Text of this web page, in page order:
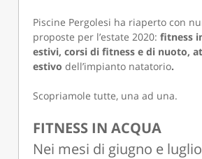
Piscine Pergolesi ha riaperto con
proposte per l’estate 2020:fitness
estivi, corsi di fitness e di nuoto,
estivodell’impianto natatorio.
Scopriamole tutte, una ad una.
FITNESS IN ACQUA
Nei mesi di giugno e